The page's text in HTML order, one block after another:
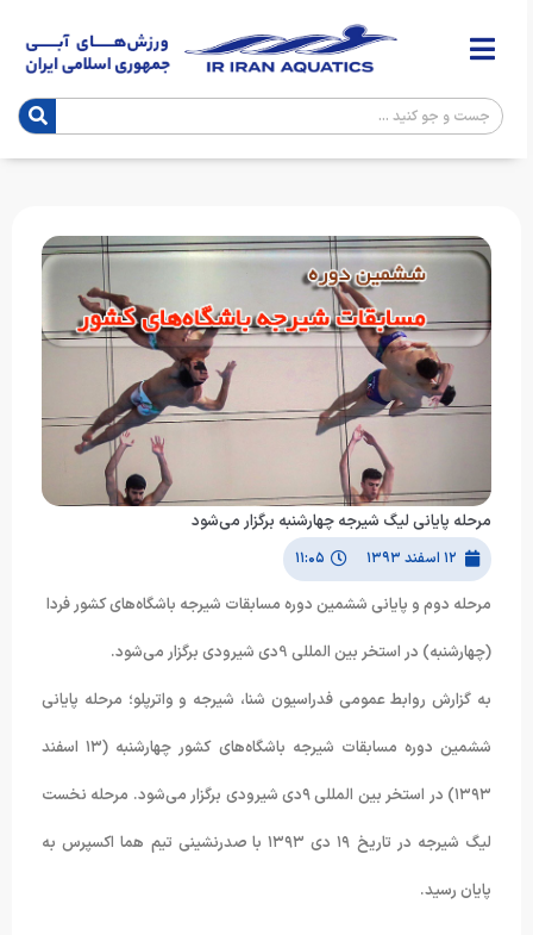
مرحله پایانی لیگ شیرجه چهارشنبه برگزار می‌شود
۱۲ اسفند ۱۳۹۳ ۱۱:۰۵
مرحله دوم و پایانی ششمین دوره مسابقات شیرجه باشگاه‌های کشور فردا
(چهارشنبه) در استخر بین المللی 9دی شیرودی برگزار می‌شود.
به گزارش روابط عمومی فدراسیون شنا، شیرجه و واترپلو؛ مرحله پایانی
ششمین دوره مسابقات شیرجه باشگاه‌های کشور چهارشنبه (۱۳ اسفند
۱۳۹۳) در استخر بین المللی ۹دی شیرودی برگزار می‌شود. مرحله نخست
لیگ شیرجه در تاریخ ۱۹ دی ۱۳۹۳ با صدرنشینی تیم هما اکسپرس به
پایان رسید.